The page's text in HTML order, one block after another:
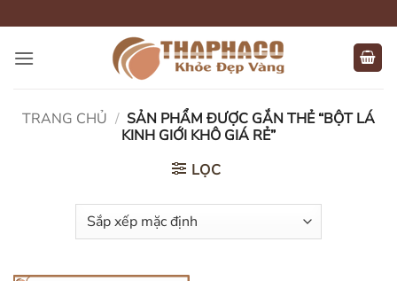
qua
nội
TRANG CHỦ / SẢN PHẨM ĐƯỢC GẮN THẺ “BỘT LÁ
KINH GIỚI KHÔ GIÁ RẺ”
LỌC